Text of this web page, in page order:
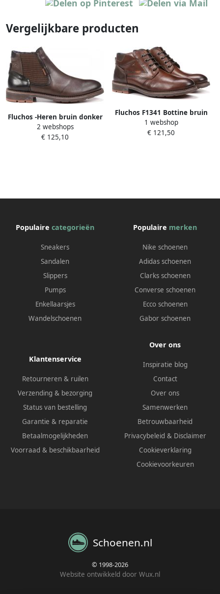
Vergelijkbare producten
Fluchos -Heren bruin donker
boots & bottines
2 webshops
€ 125,10
Fluchos F1341 Bottine bruin
1 webshop
€ 121,50
Populaire categorieën
Sneakers
Sandalen
Slippers
Pumps
Enkellaarsjes
Wandelschoenen
Populaire merken
Nike schoenen
Adidas schoenen
Clarks schoenen
Converse schoenen
Ecco schoenen
Gabor schoenen
Klantenservice
Retourneren & ruilen
Verzending & bezorging
Status van bestelling
Garantie & reparatie
Betaalmogelijkheden
Voorraad & beschikbaarheid
Over ons
Inspiratie blog
Contact
Over ons
Samenwerken
Betrouwbaarheid
Privacybeleid & Disclaimer
Cookieverklaring
Cookievoorkeuren
Schoenen.nl
© 1998-2026
Website ontwikkeld door Wux.nl